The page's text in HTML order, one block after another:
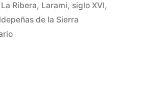
La Ribera, Larami, siglo XVI,
de la Sierra
en